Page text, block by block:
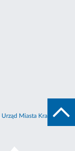
Urząd Miasta Krakowa